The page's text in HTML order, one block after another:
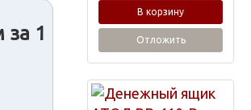
1
В корзину
Отложить